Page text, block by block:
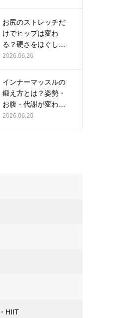
お尻のストレッチだ
けでヒップは変わ
る？硬さをほぐして
整える正しい方…
2026.06.26
インナーマッスルの
鍛え方とは？姿勢・
お腹・代謝が変わる
トレーニング…
2026.06.20
HIIT